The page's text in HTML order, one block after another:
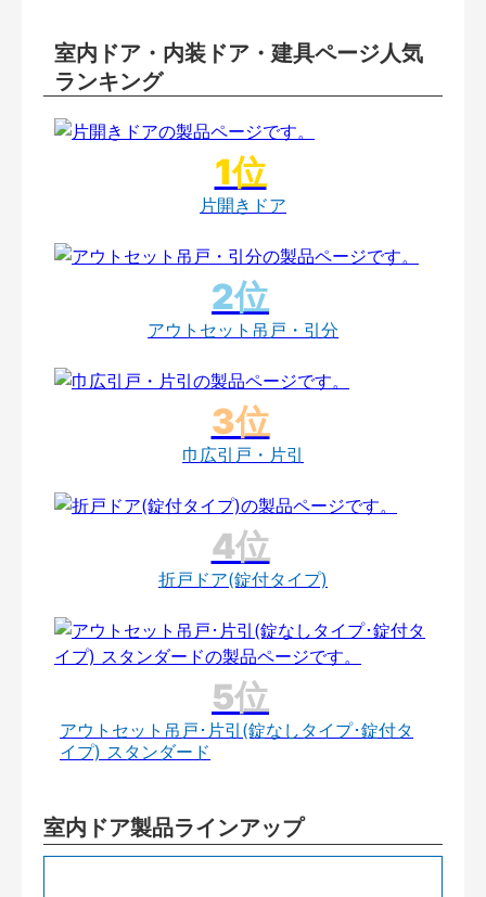
室内ドア・内装ドア・建具ページ人気
ランキング
片開きドア
アウトセット吊戸・引分
巾広引戸・片引
折戸ドア(錠付タイプ)
アウトセット吊戸･片引(錠なしタイプ･錠付タ
イプ) スタンダード
室内ドア製品ラインアップ